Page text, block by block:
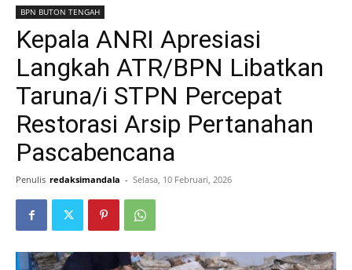
BPN BUTON TENGAH
Kepala ANRI Apresiasi
Langkah ATR/BPN Libatkan
Taruna/i STPN Percepat
Restorasi Arsip Pertanahan
Pascabencana
Penulis redaksimandala - Selasa, 10 Februari, 2026